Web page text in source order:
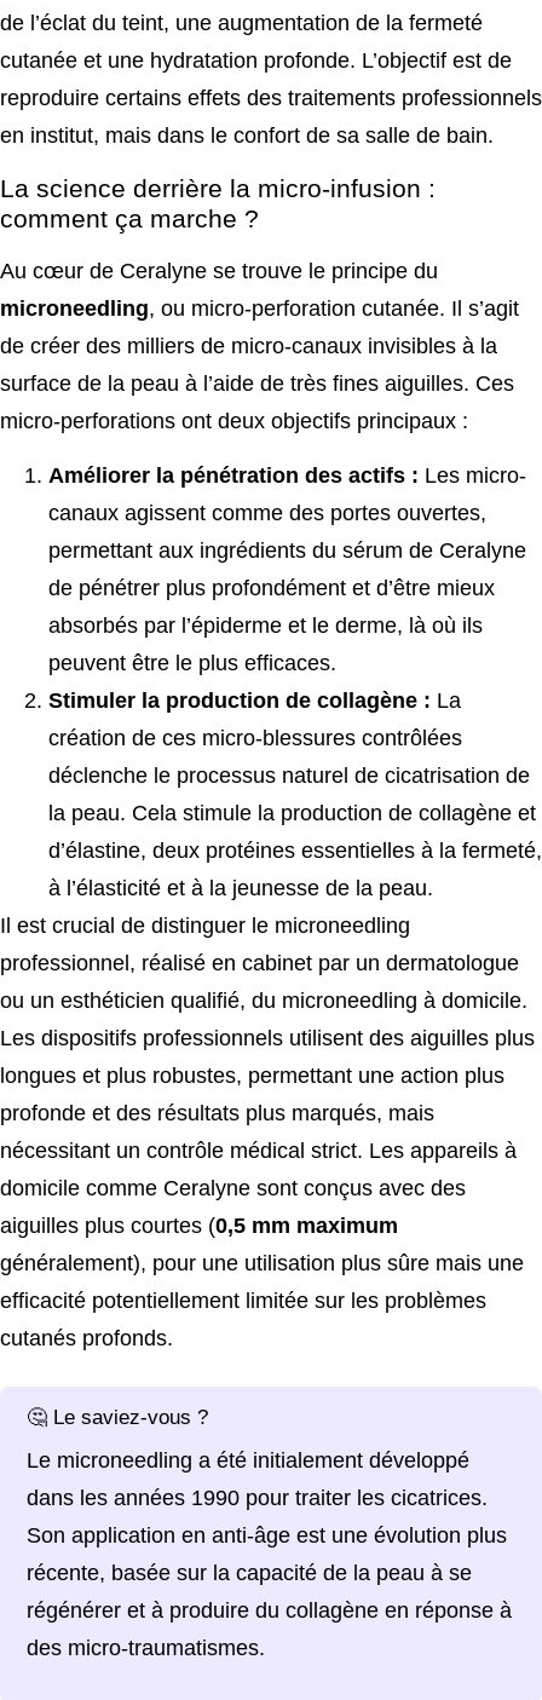
de l’éclat du teint, une augmentation de la fermeté
cutanée et une hydratation profonde. L’objectif est de
reproduire certains effets des traitements professionnels
en institut, mais dans le confort de sa salle de bain.
La science derrière la micro-infusion :
comment ça marche ?
Au cœur de Ceralyne se trouve le principe du
microneedling, ou micro-perforation cutanée. Il s’agit
de créer des milliers de micro-canaux invisibles à la
surface de la peau à l’aide de très fines aiguilles. Ces
micro-perforations ont deux objectifs principaux :
Améliorer la pénétration des actifs : Les micro-
canaux agissent comme des portes ouvertes,
permettant aux ingrédients du sérum de Ceralyne
de pénétrer plus profondément et d’être mieux
absorbés par l’épiderme et le derme, là où ils
peuvent être le plus efficaces.
Stimuler la production de collagène : La
création de ces micro-blessures contrôlées
déclenche le processus naturel de cicatrisation de
la peau. Cela stimule la production de collagène et
d’élastine, deux protéines essentielles à la fermeté,
à l’élasticité et à la jeunesse de la peau.
Il est crucial de distinguer le microneedling
professionnel, réalisé en cabinet par un dermatologue
ou un esthéticien qualifié, du microneedling à domicile.
Les dispositifs professionnels utilisent des aiguilles plus
longues et plus robustes, permettant une action plus
profonde et des résultats plus marqués, mais
nécessitant un contrôle médical strict. Les appareils à
domicile comme Ceralyne sont conçus avec des
aiguilles plus courtes (0,5 mm maximum
généralement), pour une utilisation plus sûre mais une
efficacité potentiellement limitée sur les problèmes
cutanés profonds.
🤔 Le saviez-vous ?
Le microneedling a été initialement développé
dans les années 1990 pour traiter les cicatrices.
Son application en anti-âge est une évolution plus
récente, basée sur la capacité de la peau à se
régénérer et à produire du collagène en réponse à
des micro-traumatismes.